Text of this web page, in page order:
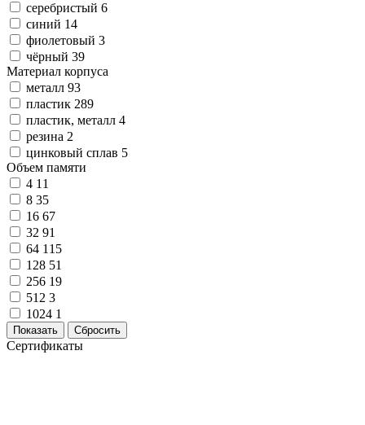
серебристый 6
синий 14
фиолетовый 3
чёрный 39
Материал корпуса
металл 93
пластик 289
пластик, металл 4
резина 2
цинковый сплав 5
Объем памяти
4 11
8 35
16 67
32 91
64 115
128 51
256 19
512 3
1024 1
Показать Сбросить
Сертификаты